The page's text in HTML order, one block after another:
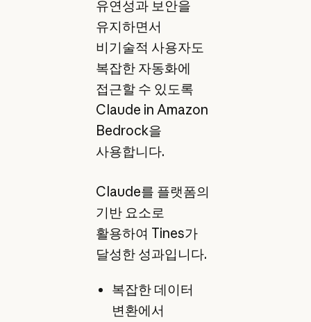
유연성과 보안을
유지하면서
비기술적 사용자도
복잡한 자동화에
접근할 수 있도록
Claude in Amazon
Bedrock을
사용합니다.
Claude를 플랫폼의
기반 요소로
활용하여 Tines가
달성한 성과입니다.
복잡한 데이터
변환에서